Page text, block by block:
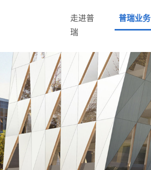
走进普
瑞
普瑞业务